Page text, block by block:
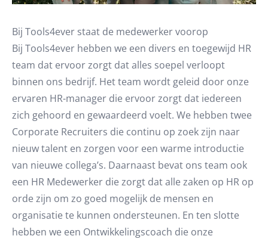
Bij Tools4ever staat de medewerker voorop
Bij Tools4ever hebben we een divers en toegewijd HR
team dat ervoor zorgt dat alles soepel verloopt
binnen ons bedrijf. Het team wordt geleid door onze
ervaren HR-manager die ervoor zorgt dat iedereen
zich gehoord en gewaardeerd voelt. We hebben twee
Corporate Recruiters die continu op zoek zijn naar
nieuw talent en zorgen voor een warme introductie
van nieuwe collega’s. Daarnaast bevat ons team ook
een HR Medewerker die zorgt dat alle zaken op HR op
orde zijn om zo goed mogelijk de mensen en
organisatie te kunnen ondersteunen. En ten slotte
hebben we een Ontwikkelingscoach die onze